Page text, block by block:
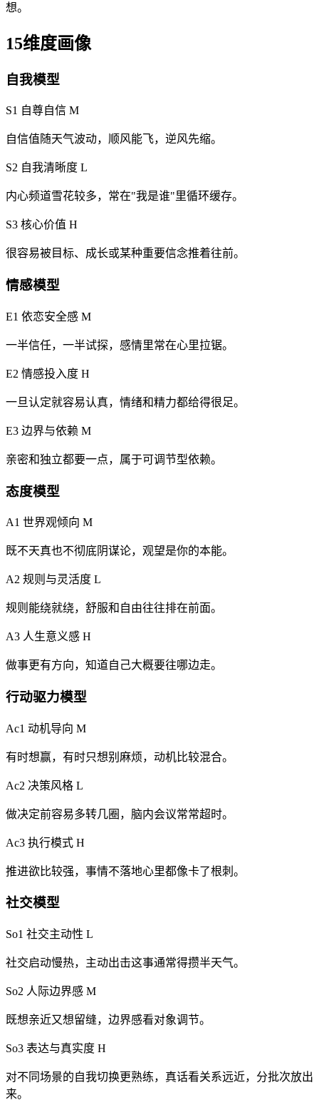
想。
15维度画像
自我模型
S1 自尊自信 M
自信值随天气波动，顺风能飞，逆风先缩。
S2 自我清晰度 L
内心频道雪花较多，常在"我是谁"里循环缓存。
S3 核心价值 H
很容易被目标、成长或某种重要信念推着往前。
情感模型
E1 依恋安全感 M
一半信任，一半试探，感情里常在心里拉锯。
E2 情感投入度 H
一旦认定就容易认真，情绪和精力都给得很足。
E3 边界与依赖 M
亲密和独立都要一点，属于可调节型依赖。
态度模型
A1 世界观倾向 M
既不天真也不彻底阴谋论，观望是你的本能。
A2 规则与灵活度 L
规则能绕就绕，舒服和自由往往排在前面。
A3 人生意义感 H
做事更有方向，知道自己大概要往哪边走。
行动驱力模型
Ac1 动机导向 M
有时想赢，有时只想别麻烦，动机比较混合。
Ac2 决策风格 L
做决定前容易多转几圈，脑内会议常常超时。
Ac3 执行模式 H
推进欲比较强，事情不落地心里都像卡了根刺。
社交模型
So1 社交主动性 L
社交启动慢热，主动出击这事通常得攒半天气。
So2 人际边界感 M
既想亲近又想留缝，边界感看对象调节。
So3 表达与真实度 H
对不同场景的自我切换更熟练，真话看关系远近，分批次放出
来。